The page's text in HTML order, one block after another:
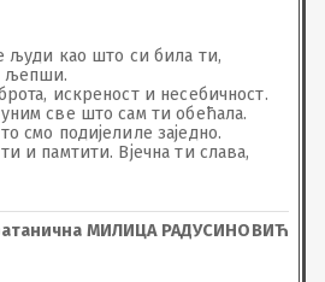
људи као што си била ти,
љепши.
искреност и несебичност.
све што сам ти обећала.
смо подијелиле заједно.
и памтити. Вјечна ти слава,
МИЛИЦА РАДУСИНОВИЋ